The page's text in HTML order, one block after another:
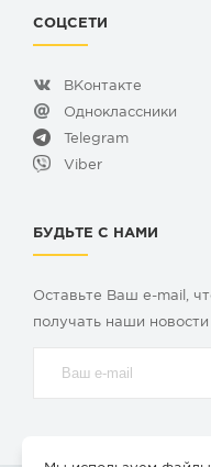
СОЦСЕТИ
ВКонтакте
Одноклассники
Telegram
Viber
БУДЬТЕ С НАМИ
Оставьте Ваш e-mail,
получать наши новости